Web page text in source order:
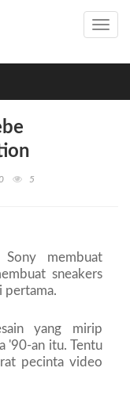
5
membuat
sneakers
pertama.
yang mirip
'90-an itu. Tentu
pecinta video